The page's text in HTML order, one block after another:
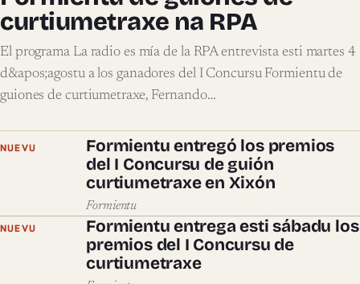
curtiumetraxe na RPA
El programa La radio es mía de la RPA entrevista esti martes 4
d&apos;agostu a los ganadores del I Concursu Formientu de
guiones de curtiumetraxe, Fernando…
NUEVU
Formientu entregó los premios
del I Concursu de guión
curtiumetraxe en Xixón
Formientu
NUEVU
Formientu entrega esti sábadu los
premios del I Concursu de
curtiumetraxe